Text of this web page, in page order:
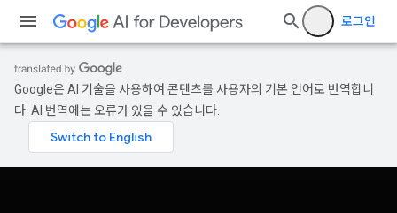
로그인
Google은 AI 기술을 사용하여 콘텐츠를 사용자의 기본 언어로 번역합니
다. AI 번역에는 오류가 있을 수 있습니다.